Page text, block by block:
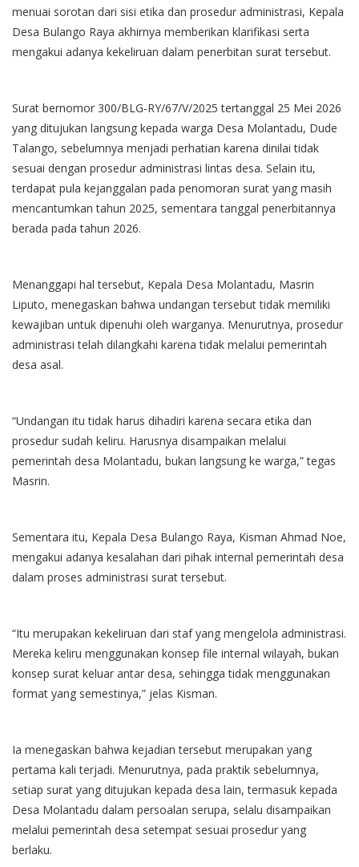
menuai sorotan dari sisi etika dan prosedur administrasi, Kepala
Desa Bulango Raya akhirnya memberikan klarifikasi serta
mengakui adanya kekeliruan dalam penerbitan surat tersebut.
Surat bernomor 300/BLG-RY/67/V/2025 tertanggal 25 Mei 2026
yang ditujukan langsung kepada warga Desa Molantadu, Dude
Talango, sebelumnya menjadi perhatian karena dinilai tidak
sesuai dengan prosedur administrasi lintas desa. Selain itu,
terdapat pula kejanggalan pada penomoran surat yang masih
mencantumkan tahun 2025, sementara tanggal penerbitannya
berada pada tahun 2026.
Menanggapi hal tersebut, Kepala Desa Molantadu, Masrin
Liputo, menegaskan bahwa undangan tersebut tidak memiliki
kewajiban untuk dipenuhi oleh warganya. Menurutnya, prosedur
administrasi telah dilangkahi karena tidak melalui pemerintah
desa asal.
“Undangan itu tidak harus dihadiri karena secara etika dan
prosedur sudah keliru. Harusnya disampaikan melalui
pemerintah desa Molantadu, bukan langsung ke warga,” tegas
Masrin.
Sementara itu, Kepala Desa Bulango Raya, Kisman Ahmad Noe,
mengakui adanya kesalahan dari pihak internal pemerintah desa
dalam proses administrasi surat tersebut.
“Itu merupakan kekeliruan dari staf yang mengelola administrasi.
Mereka keliru menggunakan konsep file internal wilayah, bukan
konsep surat keluar antar desa, sehingga tidak menggunakan
format yang semestinya,” jelas Kisman.
Ia menegaskan bahwa kejadian tersebut merupakan yang
pertama kali terjadi. Menurutnya, pada praktik sebelumnya,
setiap surat yang ditujukan kepada desa lain, termasuk kepada
Desa Molantadu dalam persoalan serupa, selalu disampaikan
melalui pemerintah desa setempat sesuai prosedur yang
berlaku.